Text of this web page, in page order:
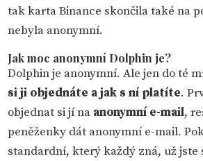
tak karta Binance skončila také na
nebyla anonymní.
Jak moc anonymní Dolphin je?
Dolphin je anonymní. Ale jen do té
si ji objednáte a jak s ní platíte.
objednat si jí na anonymní e-mail,
peněženky dát anonymní e-mail.
standardní, který každý zná, už jste